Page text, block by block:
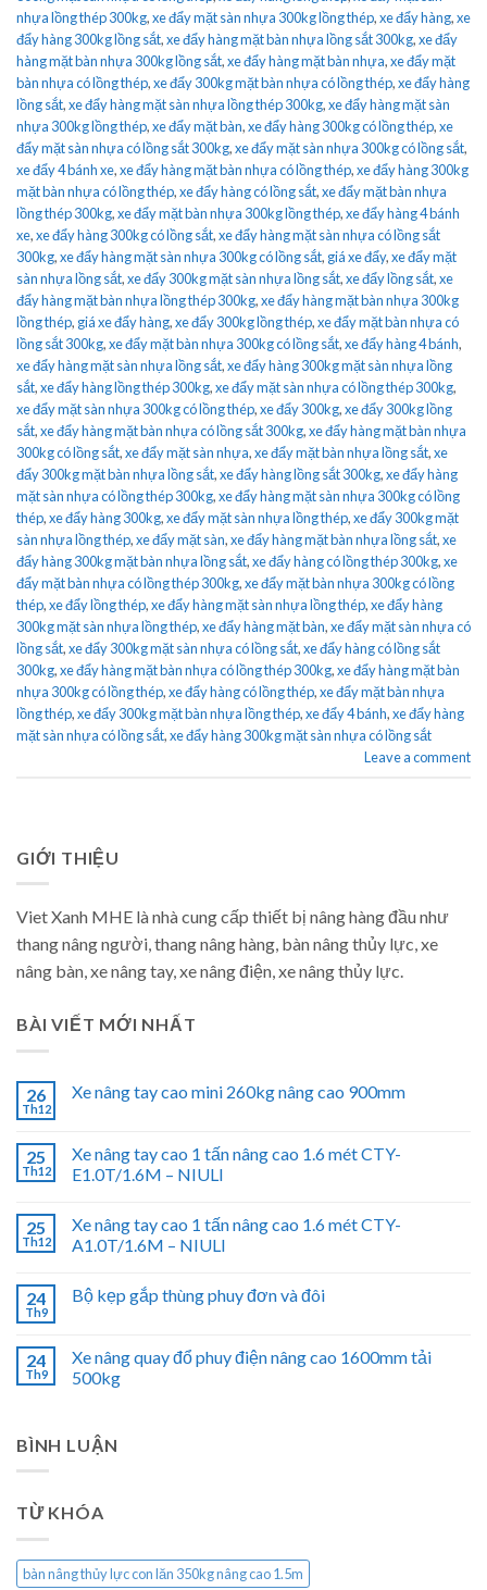
nhựa lồng thép 300kg,xe đẩy mặt sàn nhựa 300kg lồng thép,xe đẩy hàng,xe
đẩy hàng 300kg lồng sắt,xe đẩy hàng mặt bàn nhựa lồng sắt 300kg,xe đẩy
hàng mặt bàn nhựa 300kg lồng sắt,xe đẩy hàng mặt bàn nhựa,xe đẩy mặt
bàn nhựa có lồng thép,xe đẩy 300kg mặt bàn nhựa có lồng thép,xe đẩy hàng
lồng sắt,xe đẩy hàng mặt sàn nhựa lồng thép 300kg,xe đẩy hàng mặt sàn
nhựa 300kg lồng thép,xe đẩy mặt bàn,xe đẩy hàng 300kg có lồng thép,xe
đẩy mặt sàn nhựa có lồng sắt 300kg,xe đẩy mặt sàn nhựa 300kg có lồng sắt,
xe đẩy 4 bánh xe,xe đẩy hàng mặt bàn nhựa có lồng thép,xe đẩy hàng 300kg
mặt bàn nhựa có lồng thép,xe đẩy hàng có lồng sắt,xe đẩy mặt bàn nhựa
lồng thép 300kg,xe đẩy mặt bàn nhựa 300kg lồng thép,xe đẩy hàng 4 bánh
xe,xe đẩy hàng 300kg có lồng sắt,xe đẩy hàng mặt sàn nhựa có lồng sắt
300kg,xe đẩy hàng mặt sàn nhựa 300kg có lồng sắt, giá xe đẩy,xe đẩy mặt
sàn nhựa lồng sắt,xe đẩy 300kg mặt sàn nhựa lồng sắt,xe đẩy lồng sắt,xe
đẩy hàng mặt bàn nhựa lồng thép 300kg,xe đẩy hàng mặt bàn nhựa 300kg
lồng thép, giá xe đẩy hàng,xe đẩy 300kg lồng thép,xe đẩy mặt bàn nhựa có
lồng sắt 300kg,xe đẩy mặt bàn nhựa 300kg có lồng sắt,xe đẩy hàng 4 bánh,
xe đẩy hàng mặt sàn nhựa lồng sắt,xe đẩy hàng 300kg mặt sàn nhựa lồng
sắt,xe đẩy hàng lồng thép 300kg,xe đẩy mặt sàn nhựa có lồng thép 300kg,
xe đẩy mặt sàn nhựa 300kg có lồng thép,xe đẩy 300kg,xe đẩy 300kg lồng
sắt,xe đẩy hàng mặt bàn nhựa có lồng sắt 300kg,xe đẩy hàng mặt bàn nhựa
300kg có lồng sắt,xe đẩy mặt sàn nhựa,xe đẩy mặt bàn nhựa lồng sắt,xe
đẩy 300kg mặt bàn nhựa lồng sắt,xe đẩy hàng lồng sắt 300kg,xe đẩy hàng
mặt sàn nhựa có lồng thép 300kg,xe đẩy hàng mặt sàn nhựa 300kg có lồng
thép,xe đẩy hàng 300kg,xe đẩy mặt sàn nhựa lồng thép,xe đẩy 300kg mặt
sàn nhựa lồng thép,xe đẩy mặt sàn,xe đẩy hàng mặt bàn nhựa lồng sắt,xe
đẩy hàng 300kg mặt bàn nhựa lồng sắt,xe đẩy hàng có lồng thép 300kg,xe
đẩy mặt bàn nhựa có lồng thép 300kg,xe đẩy mặt bàn nhựa 300kg có lồng
thép,xe đẩy lồng thép,xe đẩy hàng mặt sàn nhựa lồng thép,xe đẩy hàng
300kg mặt sàn nhựa lồng thép,xe đẩy hàng mặt bàn,xe đẩy mặt sàn nhựa có
lồng sắt,xe đẩy 300kg mặt sàn nhựa có lồng sắt,xe đẩy hàng có lồng sắt
300kg,xe đẩy hàng mặt bàn nhựa có lồng thép 300kg,xe đẩy hàng mặt bàn
nhựa 300kg có lồng thép,xe đẩy hàng có lồng thép,xe đẩy mặt bàn nhựa
lồng thép,xe đẩy 300kg mặt bàn nhựa lồng thép,xe đẩy 4 bánh,xe đẩy hàng
mặt sàn nhựa có lồng sắt,xe đẩy hàng 300kg mặt sàn nhựa có lồng sắt
Leave a comment
GIỚI THIỆU
Viet Xanh MHE là nhà cung cấp thiết bị nâng hàng đầu như
thang nâng người, thang nâng hàng, bàn nâng thủy lực, xe
nâng bàn, xe nâng tay, xe nâng điện, xe nâng thủy lực.
BÀI VIẾT MỚI NHẤT
26
Th12
Xe nâng tay cao mini 260kg nâng cao 900mm
25
Th12
Xe nâng tay cao 1 tấn nâng cao 1.6 mét CTY-
E1.0T/1.6M – NIULI
25
Th12
Xe nâng tay cao 1 tấn nâng cao 1.6 mét CTY-
A1.0T/1.6M – NIULI
24
Th9
Bộ kẹp gắp thùng phuy đơn và đôi
24
Th9
Xe nâng quay đổ phuy điện nâng cao 1600mm tải
500kg
BÌNH LUẬN
TỪ KHÓA
bàn nâng thủy lực con lăn 350kg nâng cao 1.5m